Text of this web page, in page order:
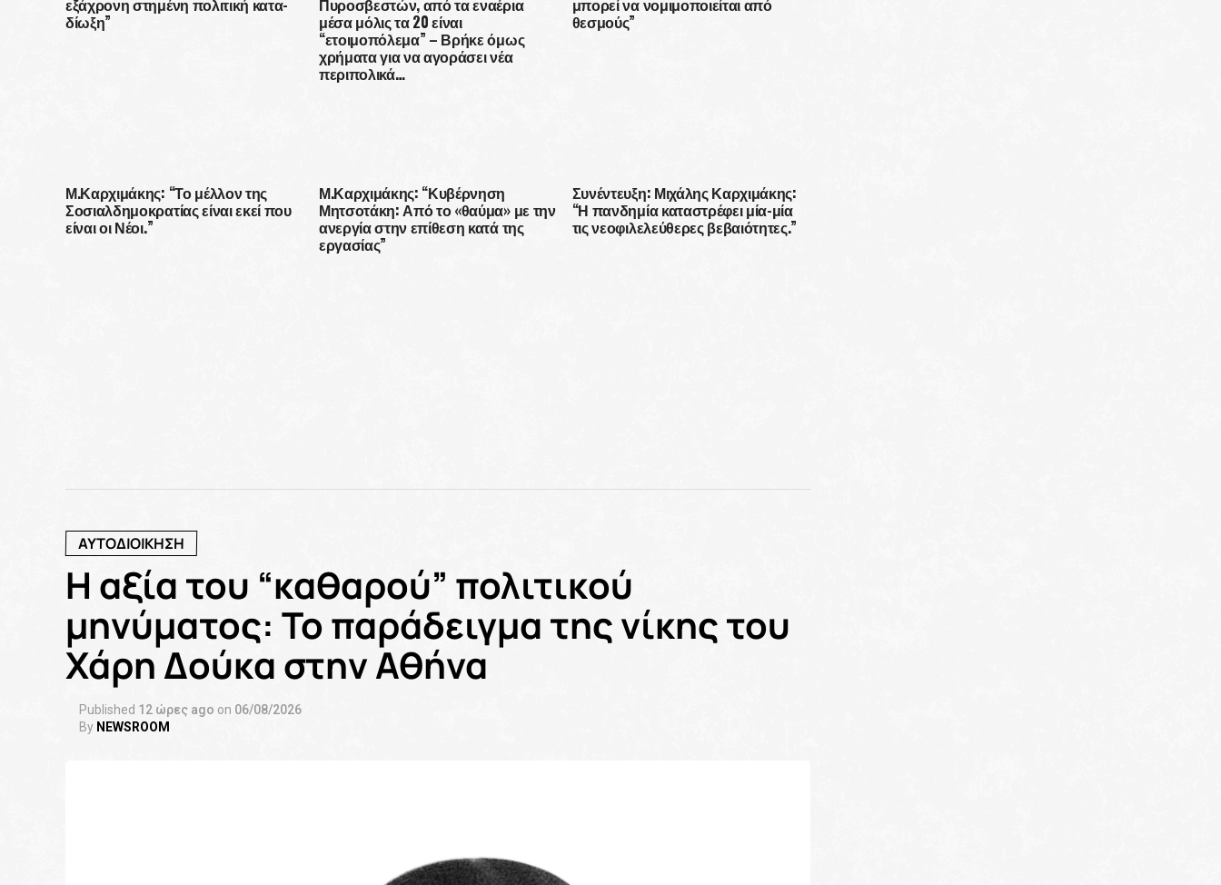
εξάχρονη στημένη πολιτική κατα-
δίωξη”
Πυροσβεστών, από τα εναέρια
μέσα μόλις τα 20 είναι
“ετοιμοπόλεμα” – Βρήκε όμως
χρήματα για να αγοράσει νέα
περιπολικά…
μπορεί να νομιμοποιείται από
θεσμούς”
Μ.Καρχιμάκης: “Το μέλλον της
Σοσιαλδημοκρατίας είναι εκεί που
είναι οι Νέοι.”
Μ.Καρχιμάκης: “Κυβέρνηση
Μητσοτάκη: Από το «θαύμα» με την
ανεργία στην επίθεση κατά της
εργασίας”
Συνέντευξη: Μιχάλης Καρχιμάκης:
“Η πανδημία καταστρέφει μία-μία
τις νεοφιλελεύθερες βεβαιότητες.”
ΑΥΤΟΔΙΟΙΚΗΣΗ
Η αξία του “καθαρού” πολιτικού
μηνύματος: Το παράδειγμα της νίκης του
Χάρη Δούκα στην Αθήνα
Published 12 ώρες ago on 06/08/2026
By NEWSROOM